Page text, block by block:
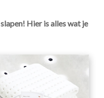
Hier is alles wat je